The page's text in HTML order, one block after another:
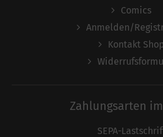
Comics
Anmelden/
Kontakt
Zahlungsarten
SEPA-